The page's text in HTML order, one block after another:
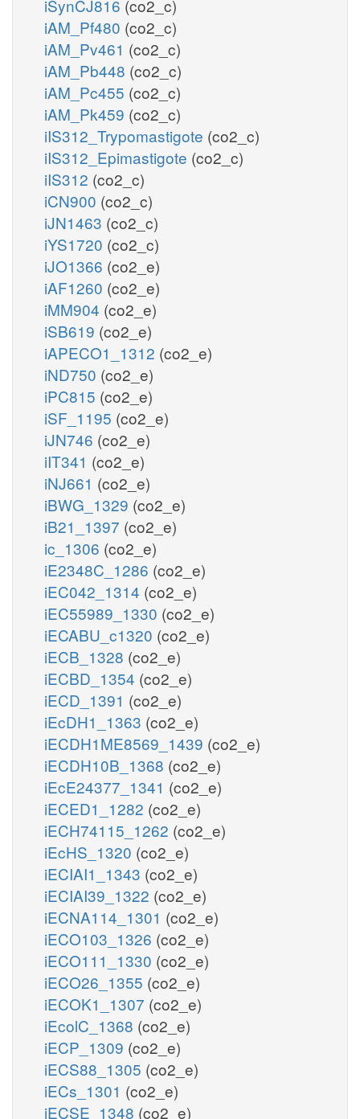
iSynCJ816 (co2_c)
iAM_Pf480 (co2_c)
iAM_Pv461 (co2_c)
iAM_Pb448 (co2_c)
iAM_Pc455 (co2_c)
iAM_Pk459 (co2_c)
iIS312_Trypomastigote (co2_c)
iIS312_Epimastigote (co2_c)
iIS312 (co2_c)
iCN900 (co2_c)
iJN1463 (co2_c)
iYS1720 (co2_c)
iJO1366 (co2_e)
iAF1260 (co2_e)
iMM904 (co2_e)
iSB619 (co2_e)
iAPECO1_1312 (co2_e)
iND750 (co2_e)
iPC815 (co2_e)
iSF_1195 (co2_e)
iJN746 (co2_e)
iIT341 (co2_e)
iNJ661 (co2_e)
iBWG_1329 (co2_e)
iB21_1397 (co2_e)
ic_1306 (co2_e)
iE2348C_1286 (co2_e)
iEC042_1314 (co2_e)
iEC55989_1330 (co2_e)
iECABU_c1320 (co2_e)
iECB_1328 (co2_e)
iECBD_1354 (co2_e)
iECD_1391 (co2_e)
iEcDH1_1363 (co2_e)
iECDH1ME8569_1439 (co2_e)
iECDH10B_1368 (co2_e)
iEcE24377_1341 (co2_e)
iECED1_1282 (co2_e)
iECH74115_1262 (co2_e)
iEcHS_1320 (co2_e)
iECIAI1_1343 (co2_e)
iECIAI39_1322 (co2_e)
iECNA114_1301 (co2_e)
iECO103_1326 (co2_e)
iECO111_1330 (co2_e)
iECO26_1355 (co2_e)
iECOK1_1307 (co2_e)
iEcolC_1368 (co2_e)
iECP_1309 (co2_e)
iECS88_1305 (co2_e)
iECs_1301 (co2_e)
iECSE_1348 (co2_e)